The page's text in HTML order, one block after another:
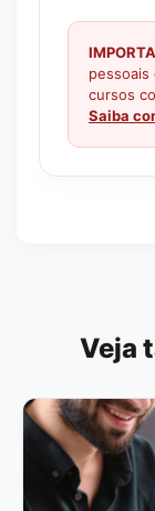
cursos
Saiba
Veja